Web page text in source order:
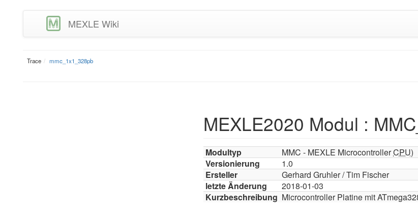
MEXLE Wiki
Trace mmc_1x1_328pb
MEXLE2020 Modul :
Modultyp MMC - MEXLE MicrocontrollerCPU)
Versionierung
1.0
Ersteller
Gerhard Gruhler / Tim Fischer
letzte Änderung
2018-01-03
Kurzbeschreibung Microcontroller Platine mit